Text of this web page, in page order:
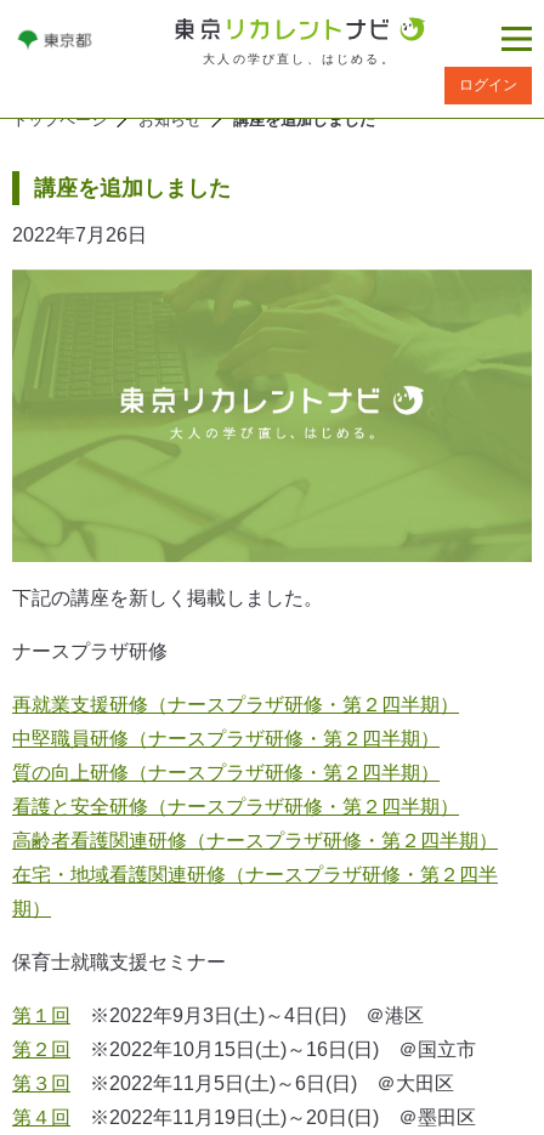
大人の学び直し、はじめる。
ログイン
トップページ お知らせ 講座を追加しました
講座を追加しました
2022年7月26日
下記の講座を新しく掲載しました。
ナースプラザ研修
再就業支援研修（ナースプラザ研修・第２四半期）
中堅職員研修（ナースプラザ研修・第２四半期）
質の向上研修（ナースプラザ研修・第２四半期）
看護と安全研修（ナースプラザ研修・第２四半期）
高齢者看護関連研修（ナースプラザ研修・第２四半期）
在宅・地域看護関連研修（ナースプラザ研修・第２四半
期）
保育士就職支援セミナー
第１回
※2022年9月3日(土)～4日(日) ＠港区
第２回
※2022年10月15日(土)～16日(日) ＠国立市
第３回
※2022年11月5日(土)～6日(日) ＠大田区
第４回
※2022年11月19日(土)～20日(日) ＠墨田区